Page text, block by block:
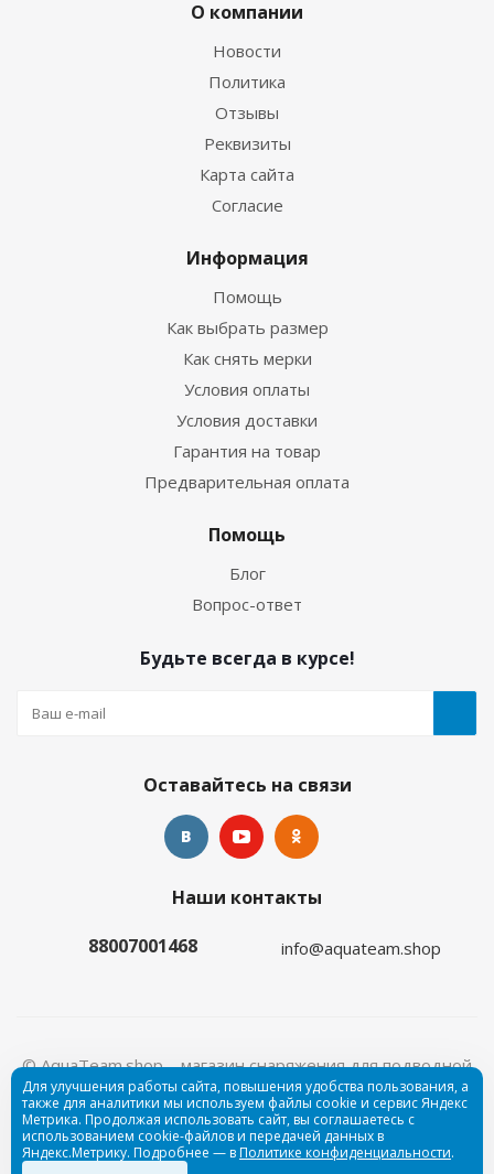
О компании
Новости
Политика
Отзывы
Реквизиты
Карта сайта
Согласие
Информация
Помощь
Как выбрать размер
Как снять мерки
Условия оплаты
Условия доставки
Гарантия на товар
Предварительная оплата
Помощь
Блог
Вопрос-ответ
Будьте всегда в курсе!
Оставайтесь на связи
Наши контакты
88007001468
info@aquateam.shop
© AquaTeam.shop – магазин снаряжения для подводной
охоты и дайвинга, 2026Пользовательское соглашение
Для улучшения работы сайта, повышения удобства пользования, а
также для аналитики мы используем файлы cookie и сервис Яндекс
Метрика. Продолжая использовать сайт, вы соглашаетесь с
использованием cookie-файлов и передачей данных в
Яндекс.Метрику. Подробнее — вПолитике конфиденциальности.